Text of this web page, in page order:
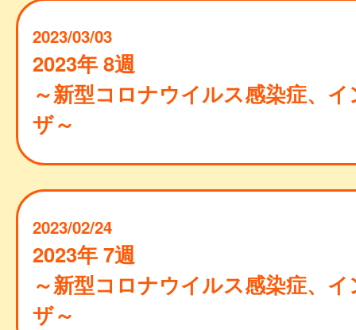
2023/03/03
2023年 8週
～新型コロナウイルス感染症、
ザ～
2023/02/24
2023年 7週
～新型コロナウイルス感染症、
ザ～